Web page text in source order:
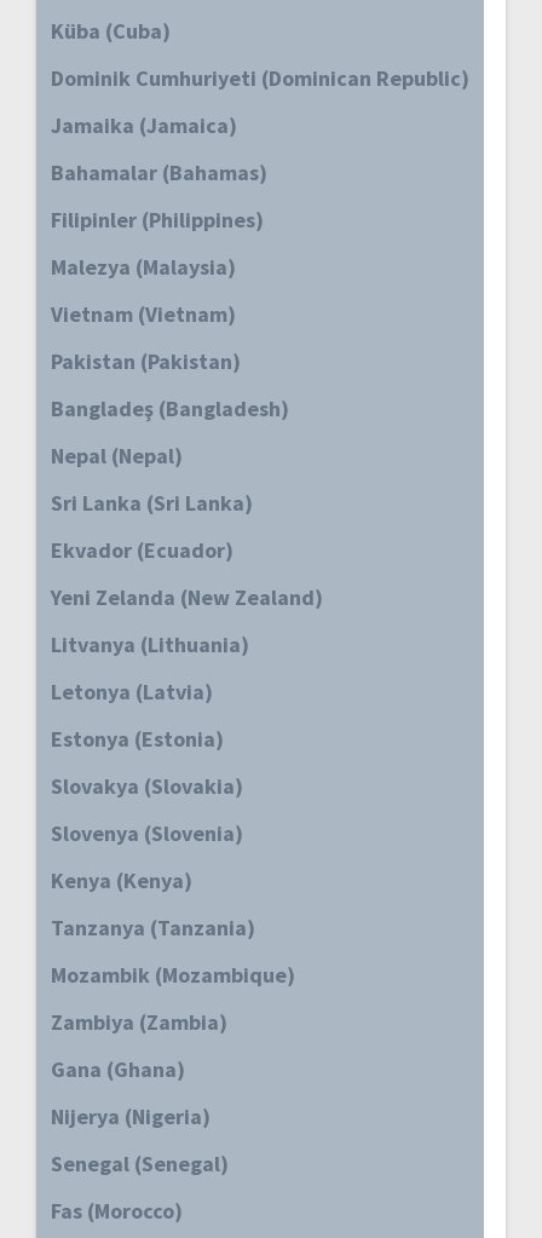
Küba (Cuba)
Dominik Cumhuriyeti (Dominican Republic)
Jamaika (Jamaica)
Bahamalar (Bahamas)
Filipinler (Philippines)
Malezya (Malaysia)
Vietnam (Vietnam)
Pakistan (Pakistan)
Bangladeş (Bangladesh)
Nepal (Nepal)
Sri Lanka (Sri Lanka)
Ekvador (Ecuador)
Yeni Zelanda (New Zealand)
Litvanya (Lithuania)
Letonya (Latvia)
Estonya (Estonia)
Slovakya (Slovakia)
Slovenya (Slovenia)
Kenya (Kenya)
Tanzanya (Tanzania)
Mozambik (Mozambique)
Zambiya (Zambia)
Gana (Ghana)
Nijerya (Nigeria)
Senegal (Senegal)
Fas (Morocco)